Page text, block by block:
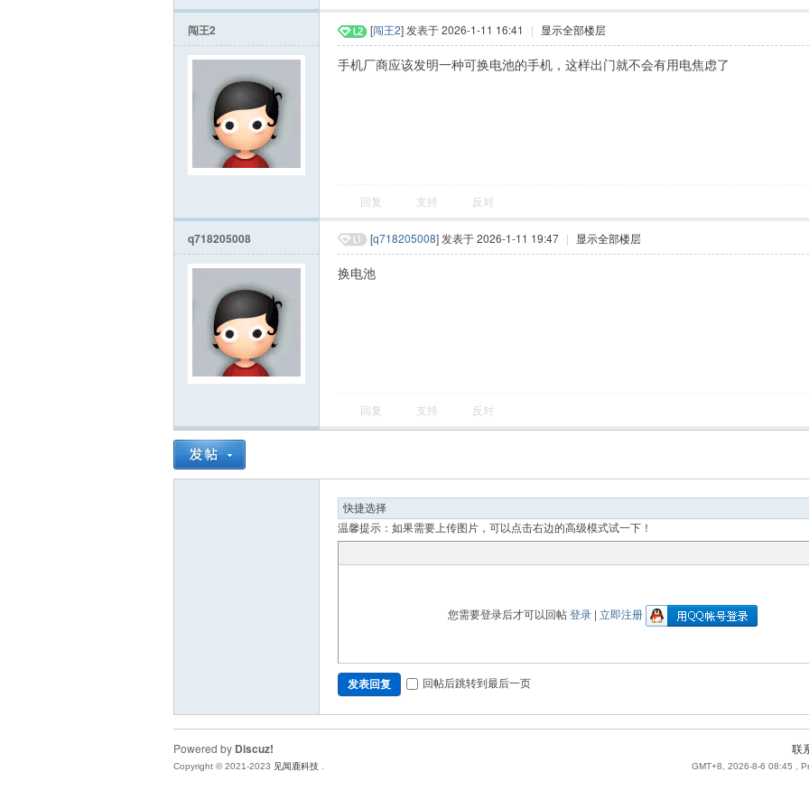
闯王2 [闯王2] 发表于 2026-1-11 16:41 | 显示全部楼层
手机厂商应该发明一种可换电池的手机，这样出门就不会有用电焦虑了
回复 支持 反对
q718205008 [q718205008] 发表于 2026-1-11 19:47 | 显示全部楼层
换电池
回复 支持 反对
温馨提示：如果需要上传图片，可以点击右边的高级模式试一下！
您需要登录后才可以回帖登录 | 立即注册
发表回复 回帖后跳转到最后一页
联
GMT+8, 2026-8-6 08:45 ,
Powered by Discuz!
Copyright © 2021-2023 见闻鹿科技